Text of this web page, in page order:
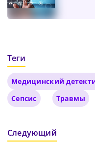
Теги
Медицинский
Сепсис
Травмы
Следующий